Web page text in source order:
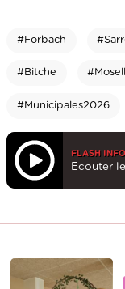
#Forbach
#Bitche
#Municipales2026
FLASH
Ecouter